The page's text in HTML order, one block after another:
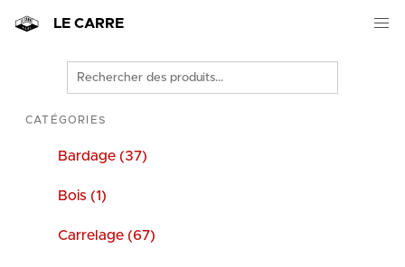
LE CARRE
Rechercher
des
produits
CATÉGORIES
Bardage (37)
Bois (1)
Carrelage (67)